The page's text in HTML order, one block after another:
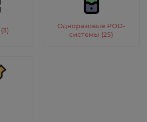
Одноразовые POD-
системы (25)